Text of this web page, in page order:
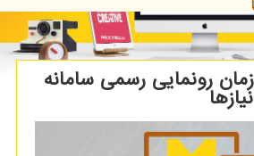
اردیبهشت ۱۴۰۱ زمان رونمایی رسمی سامانه